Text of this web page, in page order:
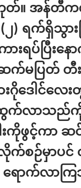
တ်။ အန်တီ
၂) ရက်ရှိသွာ
ပ်ပြီးနော
အဆက်မပြ
ဂိုဒေါင်လေ
းထွက်လာသ
းကိုဖွင့်ကာ ဆ
က်စဉ်မှာပ
ရောက်လာက